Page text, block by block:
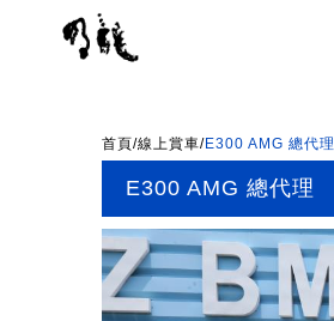
首頁/線上賞車/E300 AMG 總代理
E300 AMG 總代理